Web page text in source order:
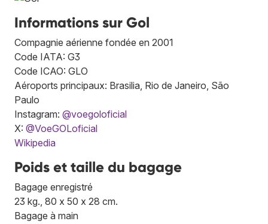
Informations sur Gol
Compagnie aérienne fondée en 2001
Code IATA: G3
Code ICAO: GLO
Aéroports principaux: Brasilia, Rio de Janeiro, São
Paulo
Instagram: @voegoloficial
X: @VoeGOLoficial
Wikipedia
Poids et taille du bagage
Bagage enregistré
23 kg., 80 x 50 x 28 cm.
Bagage à main